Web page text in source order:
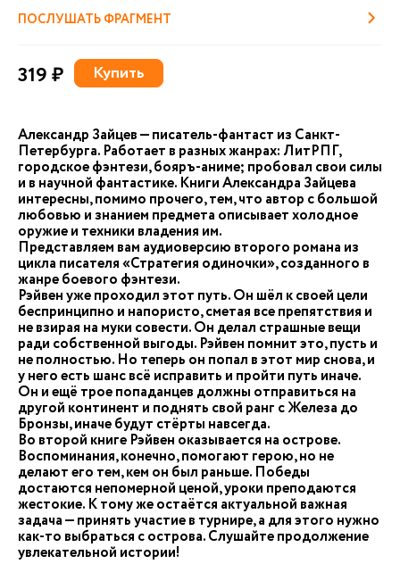
ПОСЛУШАТЬ ФРАГМЕНТ
319 ₽ Купить
Александр Зайцев — писатель-фантаст из Санкт-
Петербурга. Работает в разных жанрах: ЛитРПГ,
городское фэнтези, бояръ-аниме; пробовал свои силы
и в научной фантастике. Книги Александра Зайцева
интересны, помимо прочего, тем, что автор с большой
любовью и знанием предмета описывает холодное
оружие и техники владения им.
Представляем вам аудиоверсию второго романа из
цикла писателя «Стратегия одиночки», созданного в
жанре боевого фэнтези.
Рэйвен уже проходил этот путь. Он шёл к своей цели
беспринципно и напористо, сметая все препятствия и
не взирая на муки совести. Он делал страшные вещи
ради собственной выгоды. Рэйвен помнит это, пусть и
не полностью. Но теперь он попал в этот мир снова, и
у него есть шанс всё исправить и пройти путь иначе.
Он и ещё трое попаданцев должны отправиться на
другой континент и поднять свой ранг с Железа до
Бронзы, иначе будут стёрты навсегда.
Во второй книге Рэйвен оказывается на острове.
Воспоминания, конечно, помогают герою, но не
делают его тем, кем он был раньше. Победы
достаются непомерной ценой, уроки преподаются
жестокие. К тому же остаётся актуальной важная
задача — принять участие в турнире, а для этого нужно
как-то выбраться с острова. Слушайте продолжение
увлекательной истории!